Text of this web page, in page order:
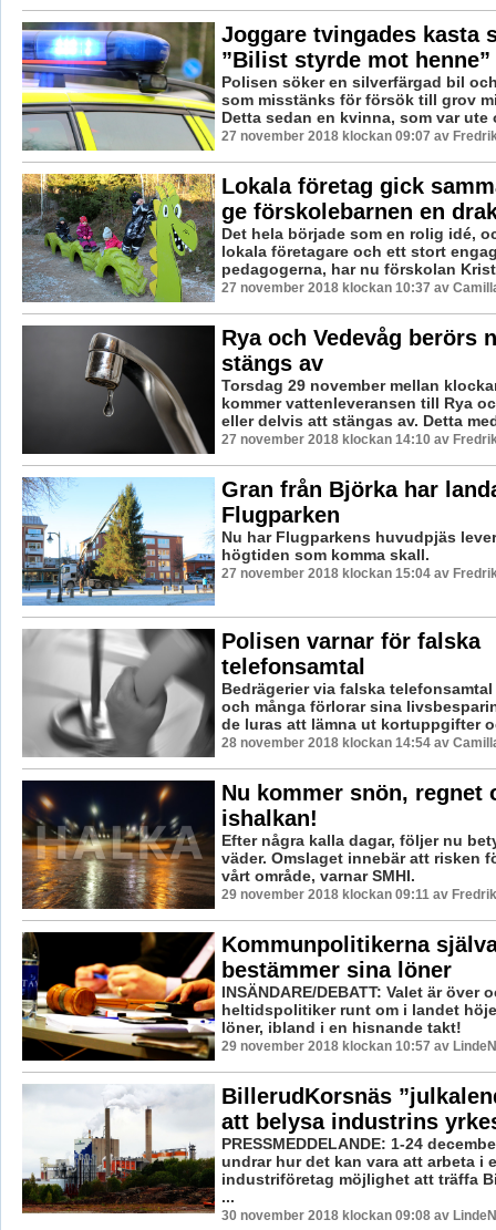
Joggare tvingades kasta
”Bilist styrde mot henne”
Polisen söker en silverfärgad bil
som misstänks för försök till grov
Detta sedan en kvinna, som var ute
27 november 2018 klockan 09:07 av
Lokala företag gick
ge förskolebarnen en
Det hela började som en rolig idé,
lokala företagare och ett stort
pedagogerna, har nu förskolan
27 november 2018 klockan 10:37 av
Rya och Vedevåg berörs
stängs av
Torsdag 29 november mellan
kommer vattenleveransen till Rya
eller delvis att stängas av. Detta
27 november 2018 klockan 14:10 av
Gran från Björka har
Flugparken
Nu har Flugparkens huvudpjäs
högtiden som komma skall.
27 november 2018 klockan 15:04 av
Polisen varnar för falska
telefonsamtal
Bedrägerier via falska
och många förlorar sina
de luras att lämna ut kortuppgifter
28 november 2018 klockan 14:54 av
Nu kommer snön, regnet
ishalkan!
Efter några kalla dagar, följer nu
väder. Omslaget innebär att risken
vårt område, varnar SMHI.
29 november 2018 klockan 09:11 av
Kommunpolitikerna
bestämmer sina löner
INSÄNDARE/DEBATT: Valet är över
heltidspolitiker runt om i landet
löner, ibland i en hisnande takt!
29 november 2018 klockan 10:57 av
BillerudKorsnäs
att belysa industrins
PRESSMEDDELANDE: 1-24
undrar hur det kan vara att arbeta i
industriföretag möjlighet att träffa
...
30 november 2018 klockan 09:08 av